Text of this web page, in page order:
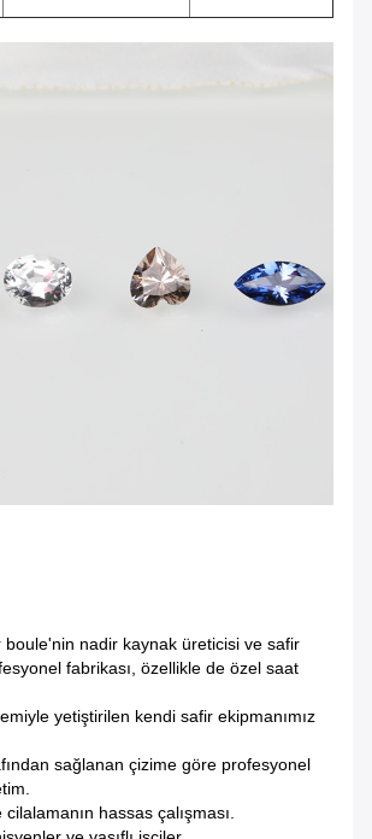
boule'nin nadir kaynak üreticisi ve safir
fabrikası, özellikle de özel saat
yetiştirilen kendi safir ekipmanımız
sağlanan çizime göre profesyonel
hassas çalışması.